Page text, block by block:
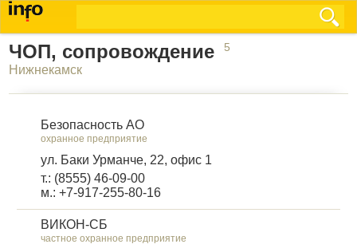
ЧОП, сопровождение 5
Нижнекамск
Безопасность АО
охранное предприятие
ул. Баки Урманче, 22, офис 1
т.: (8555) 46-09-00
м.: +7-917-255-80-16
ВИКОН-СБ
частное охранное предприятие